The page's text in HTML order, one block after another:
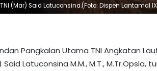
(Mar) Said Latuconsina.(Foto: Dispen Lantamal
Pangkalan Utama TNI Angkatan
Said Latuconsina M.M., M.T., M.Tr.Opsla,